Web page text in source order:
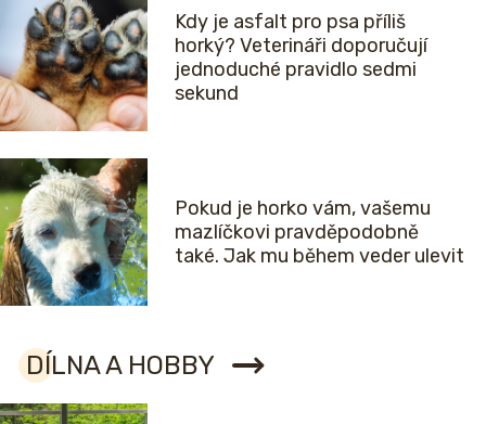
Kdy je asfalt pro psa příliš
horký? Veterináři doporučují
jednoduché pravidlo sedmi
sekund
Pokud je horko vám, vašemu
mazlíčkovi pravděpodobně
také. Jak mu během veder ulevit
DÍLNA A HOBBY